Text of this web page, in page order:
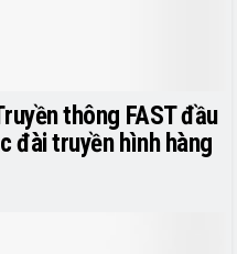
thông FAST đầu
đài truyền hình hàng